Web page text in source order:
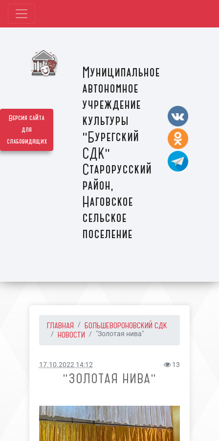
Версия сайта
для
слабовидящих
Муниципальное
автономное
учреждение
культуры
"Бурегский
СДК"
Старорусский
район,
Наговское
сельское
поселение
ГЛАВНАЯ
БОЛЬШЕВОРОНОВСКИЙ СДК
НОВОСТИ
"Золотая нива"
17.10.2022 14:12 13
"ЗОЛОТАЯ НИВА"